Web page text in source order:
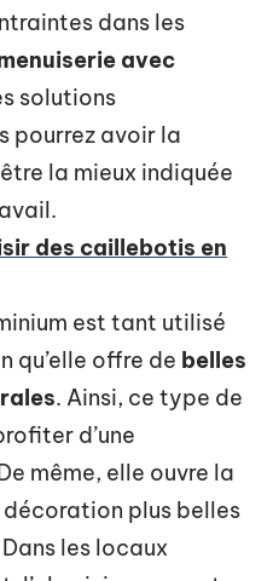
dans les
avec
solutions
pourrez avoir la
la mieux indiquée
des caillebotis en
est tant utilisé
qu’elle offre de belles
. Ainsi, ce type de
d’une
même, elle ouvre la
plus belles
les locaux